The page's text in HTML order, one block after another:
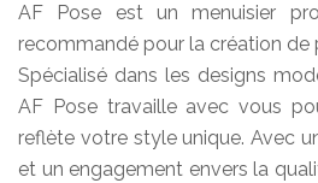
AF Pose est un menuisier
recommandé pour la création de
Spécialisé dans les designs
AF Pose travaille avec vous
reflète votre style unique. Avec
et un engagement envers la